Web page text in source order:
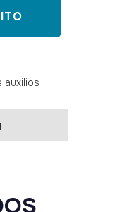
auxilios